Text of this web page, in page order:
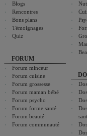
Blogs
Rencontres
Bons plans
Témoignages
Quiz
FORUM
Forum minceur
Forum cuisine
Forum grossesse
Forum maman bébé
Forum psycho
Forum forme santé
Forum beauté
Forum communauté